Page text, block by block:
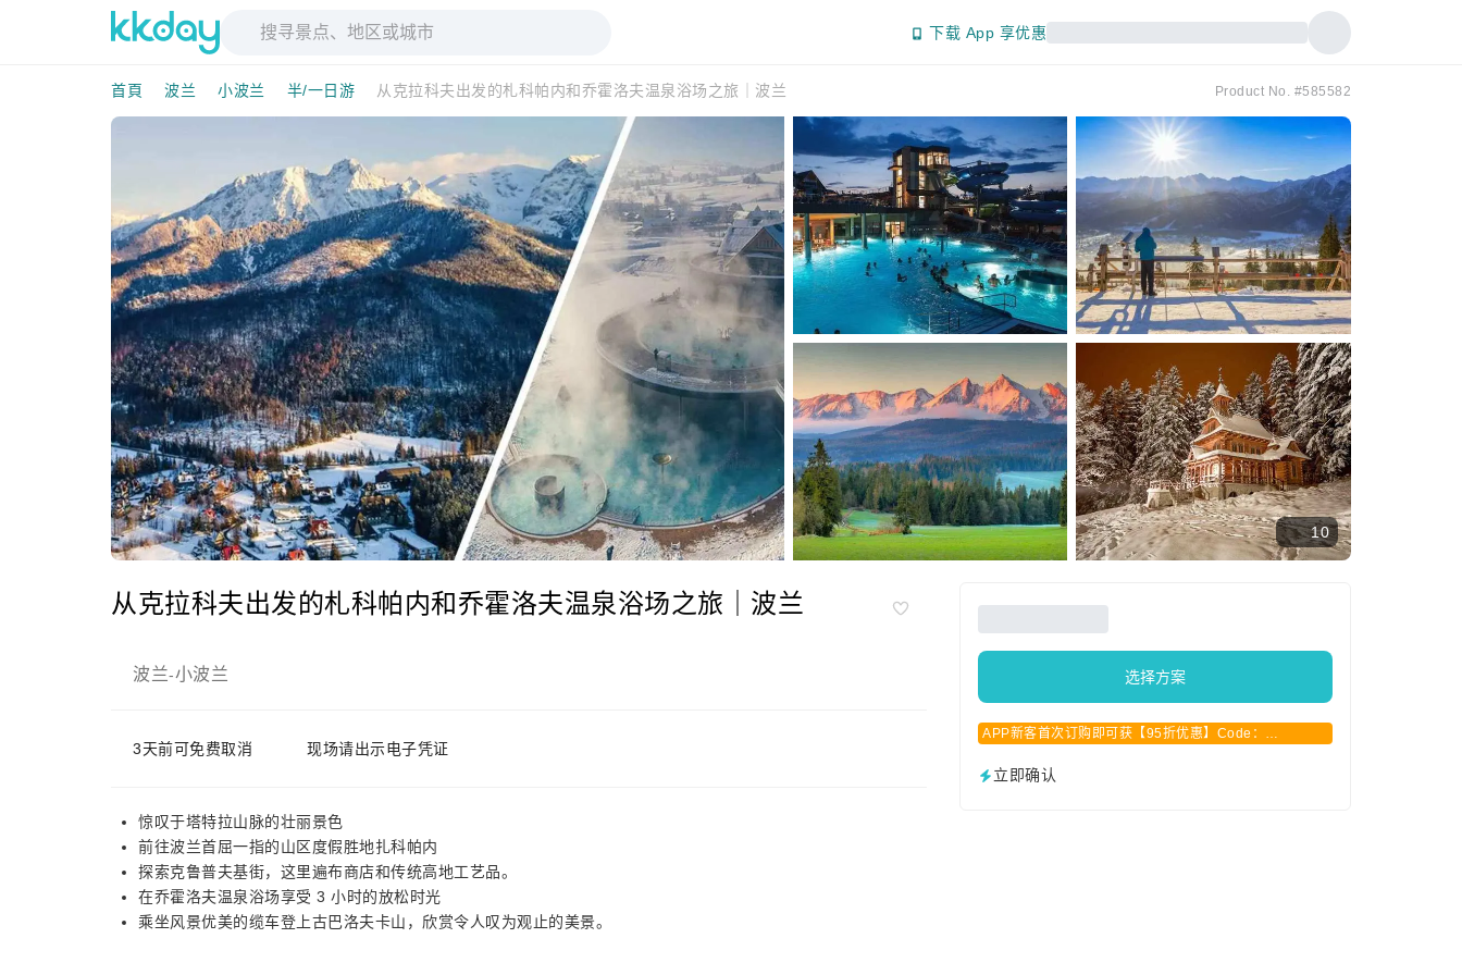
下载 App 享优惠
首頁 波兰 小波兰 半/一日游 从克拉科夫出发的札科帕内和乔霍洛夫温泉浴场之旅｜波兰 Product No. #585582
10
从克拉科夫出发的札科帕内和乔霍洛夫温泉浴场之旅｜波兰
波兰-小波兰
3天前可免费取消 现场请出示电子凭证
惊叹于塔特拉山脉的壮丽景色
前往波兰首屈一指的山区度假胜地扎科帕内
探索克鲁普夫基街，这里遍布商店和传统高地工艺品。
在乔霍洛夫温泉浴场享受 3 小时的放松时光
乘坐风景优美的缆车登上古巴洛夫卡山，欣赏令人叹为观止的美景。
选择方案
APP新客首次订购即可获【95折优惠】Code：
立即确认